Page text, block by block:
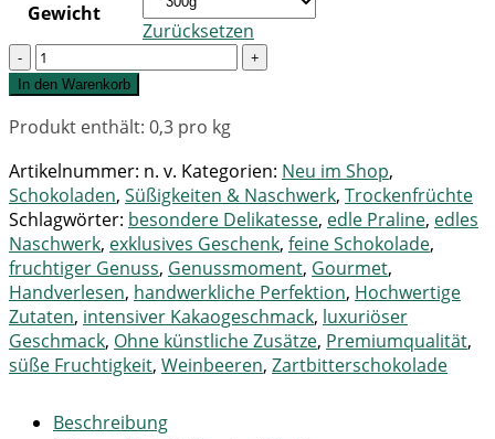
Gewicht
Zurücksetzen
Quantity
In den Warenkorb
Produkt enthält: 0,3 pro kg
Artikelnummer: n. v. Kategorien: Neu im Shop,
Schokoladen, Süßigkeiten & Naschwerk, Trockenfrüchte
Schlagwörter: besondere Delikatesse, edle Praline, edles
Naschwerk, exklusives Geschenk, feine Schokolade,
fruchtiger Genuss, Genussmoment, Gourmet,
Handverlesen, handwerkliche Perfektion, Hochwertige
Zutaten, intensiver Kakaogeschmack, luxuriöser
Geschmack, Ohne künstliche Zusätze, Premiumqualität,
süße Fruchtigkeit, Weinbeeren, Zartbitterschokolade
Beschreibung